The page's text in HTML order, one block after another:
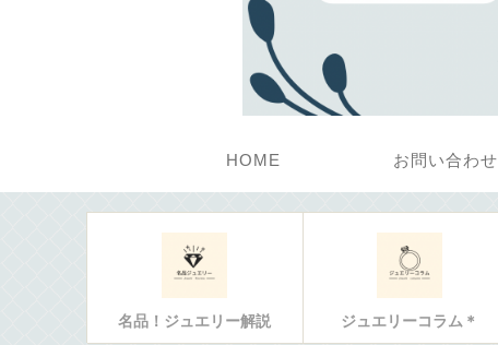
HOME お問い合わせ
名品！ジュエリー解説 ジュエリーコラム＊